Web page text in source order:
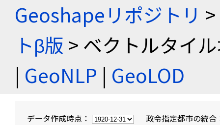
Geoshapeリポジトリ >
トβ版 > ベクトルタイ
| GeoNLP | GeoLOD
データ作成時点： 政令指定都市の統